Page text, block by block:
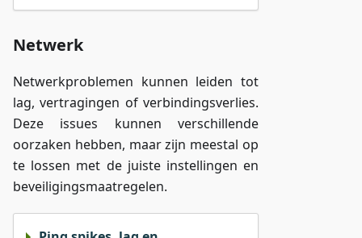
Netwerk
Netwerkproblemen kunnen leiden tot
lag, vertragingen of verbindingsverlies.
Deze issues kunnen verschillende
oorzaken hebben, maar zijn meestal op
te lossen met de juiste instellingen en
beveiligingsmaatregelen.